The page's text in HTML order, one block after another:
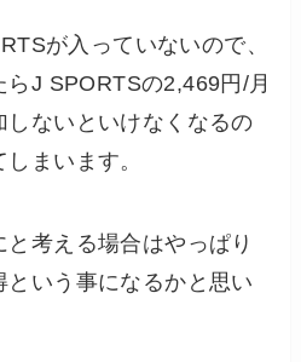
が入っていないので、
らJ SPORTSの2,469円/月
ないといけなくなるの
まいます。
考える場合はやっぱり
という事になるかと思い